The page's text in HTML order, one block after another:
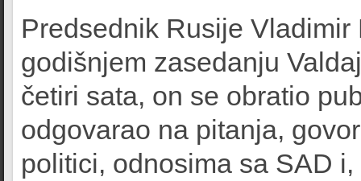
Predsednik Rusije
godišnjem zasedanju
četiri sata, on se obratio
odgovarao na pitanja,
politici, odnosima sa SAD